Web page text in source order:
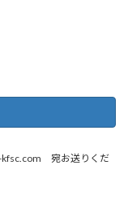
kfsc.com 宛お送りくだ